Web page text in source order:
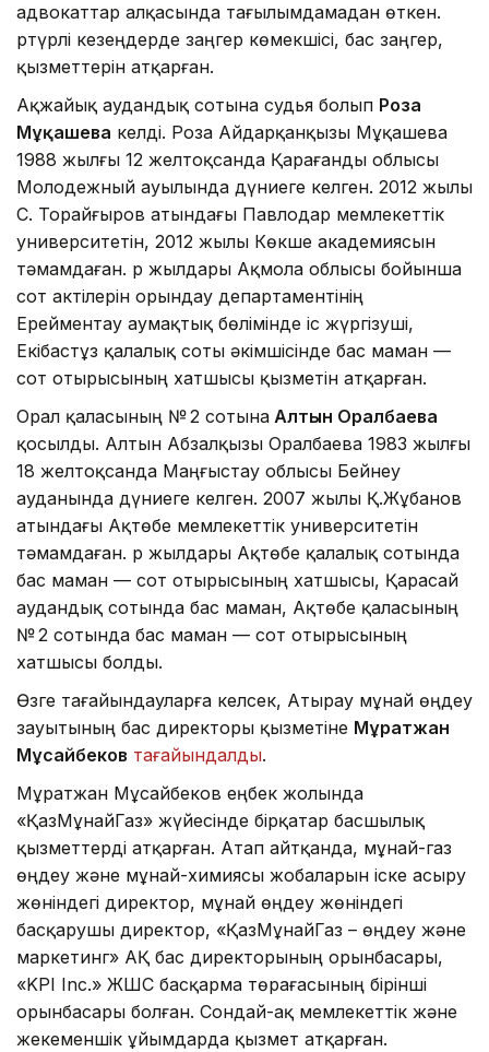
адвокаттар алқасында тағылымдамадан өткен.
Әртүрлі кезеңдерде заңгер көмекшісі, бас заңгер,
қызметтерін атқарған.
Ақжайық аудандық сотына судья болып Роза
Мұқашева келді. Роза Айдарқанқызы Мұқашева
1988 жылғы 12 желтоқсанда Қарағанды облысы
Молодежный ауылында дүниеге келген. 2012 жылы
С. Торайғыров атындағы Павлодар мемлекеттік
университетін, 2012 жылы Көкше академиясын
тәмамдаған. Әр жылдары Ақмола облысы бойынша
сот актілерін орындау департаментінің
Ерейментау аумақтық бөлімінде іс жүргізуші,
Екібастұз қалалық соты әкімшісінде бас маман —
сот отырысының хатшысы қызметін атқарған.
Орал қаласының № 2 сотына Алтын Оралбаева
қосылды. Алтын Абзалқызы Оралбаева 1983 жылғы
18 желтоқсанда Маңғыстау облысы Бейнеу
ауданында дүниеге келген. 2007 жылы Қ.Жұбанов
атындағы Ақтөбе мемлекеттік университетін
тәмамдаған. Әр жылдары Ақтөбе қалалық сотында
бас маман — сот отырысының хатшысы, Қарасай
аудандық сотында бас маман, Ақтөбе қаласының
№ 2 сотында бас маман — сот отырысының
хатшысы болды.
Өзге тағайындауларға келсек, Атырау мұнай өңдеу
зауытының бас директоры қызметіне Мұратжан
Мұсайбеков тағайындалды.
Мұратжан Мұсайбеков еңбек жолында
«ҚазМұнайГаз» жүйесінде бірқатар басшылық
қызметтерді атқарған. Атап айтқанда, мұнай-газ
өңдеу және мұнай-химиясы жобаларын іске асыру
жөніндегі директор, мұнай өңдеу жөніндегі
басқарушы директор, «ҚазМұнайГаз – өңдеу және
маркетинг» АҚ бас директорының орынбасары,
«KPI Inc.» ЖШС басқарма төрағасының бірінші
орынбасары болған. Сондай-ақ мемлекеттік және
жекеменшік ұйымдарда қызмет атқарған.